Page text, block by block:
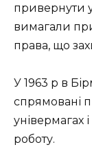
привернути
вимагали
права, що
У 1963 р в
спрямовані
універмагах
роботу.